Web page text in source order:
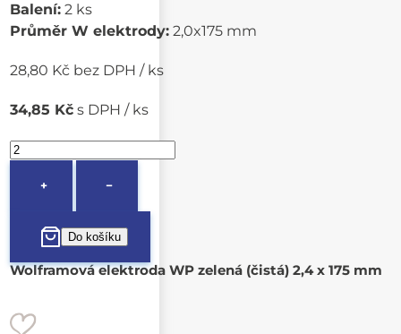
Balení: 2 ks
Průměr W elektrody: 2,0x175 mm
28,80 Kč bez DPH / ks
34,85 Kč s DPH / ks
+ −
Wolframová elektroda WP zelená (čistá) 2,4 x 175 mm